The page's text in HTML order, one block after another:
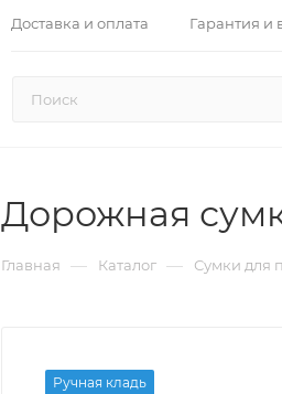
Доставка и оплата Гарантия и
Дорожная
Главная — Каталог — Сумки для
Ручная кладь